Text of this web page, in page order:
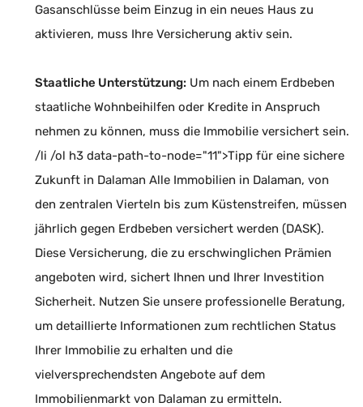
Gasanschlüsse beim Einzug in ein neues Haus zu
aktivieren, muss Ihre Versicherung aktiv sein.
Staatliche Unterstützung: Um nach einem Erdbeben
staatliche Wohnbeihilfen oder Kredite in Anspruch
nehmen zu können, muss die Immobilie versichert sein.
/li /ol h3 data-path-to-node="11">Tipp für eine sichere
Zukunft in Dalaman Alle Immobilien in Dalaman, von
den zentralen Vierteln bis zum Küstenstreifen, müssen
jährlich gegen Erdbeben versichert werden (DASK).
Diese Versicherung, die zu erschwinglichen Prämien
angeboten wird, sichert Ihnen und Ihrer Investition
Sicherheit. Nutzen Sie unsere professionelle Beratung,
um detaillierte Informationen zum rechtlichen Status
Ihrer Immobilie zu erhalten und die
vielversprechendsten Angebote auf dem
Immobilienmarkt von Dalaman zu ermitteln.